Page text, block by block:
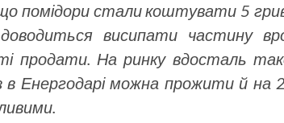
помідори стали коштувати 5
висипати частину
продати. На ринку вдосталь
в Енергодарі можна прожити й на